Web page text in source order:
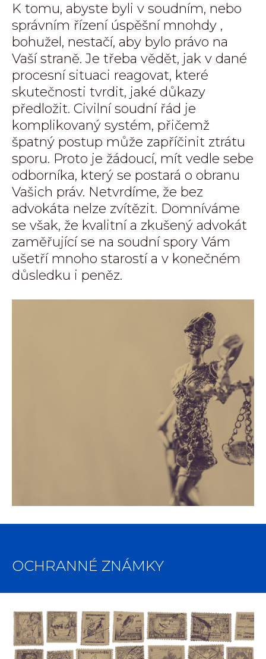
K tomu, abyste byli v soudním, nebo
správním řízení úspěšní mnohdy ,
bohužel, nestačí, aby bylo právo na
Vaší straně. Je třeba vědět, jak v dané
procesní situaci reagovat, které
skutečnosti tvrdit, jaké důkazy
předložit. Civilní soudní řád je
komplikovaný systém, přičemž
špatný postup může zapříčinit ztrátu
sporu. Proto je žádoucí, mít vedle sebe
odborníka, který se postará o obranu
Vašich práv. Netvrdíme, že bez
advokáta nelze zvítězit. Domníváme
se však, že kvalitní a zkušený advokát
zaměřující se na soudní spory Vám
ušetří mnoho starostí a v konečném
důsledku i peněz.
OCHRANNÉ ZNÁMKY